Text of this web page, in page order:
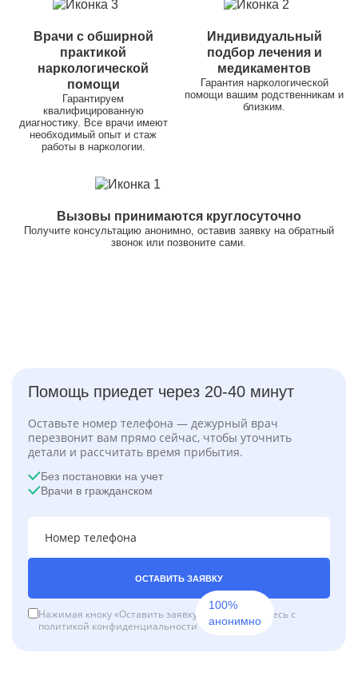
Врачи с обширной
практикой
наркологической
помощи
Гарантируем
квалифицированную
диагностику. Все врачи имеют
необходимый опыт и стаж
работы в наркологии.
Индивидуальный
подбор лечения и
медикаментов
Гарантия наркологической
помощи вашим родственникам и
близким.
Вызовы принимаются круглосуточно
Получите консультацию анонимно, оставив заявку на обратный
звонок или позвоните сами.
Помощь приедет через 20-40 минут
Оставьте номер телефона — дежурный врач
перезвонит вам прямо сейчас, чтобы уточнить
детали и рассчитать время прибытия.
Без постановки на учет
Врачи в гражданском
ОСТАВИТЬ ЗАЯВКУ
Нажимая кноку «Оставить заявку», вы соглашаетесь с
политикой конфиденциальности
100%
анонимно